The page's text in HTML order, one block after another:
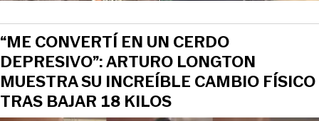
“ME CONVERTÍ EN UN CERDO
DEPRESIVO”: ARTURO LONGTON
MUESTRA SU INCREÍBLE CAMBIO FÍSICO
TRAS BAJAR 18 KILOS